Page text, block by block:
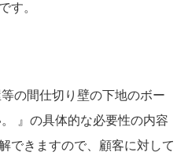
す。
の間仕切り壁の下地のボー
』の具体的な必要性の内容
できますので、顧客に対して